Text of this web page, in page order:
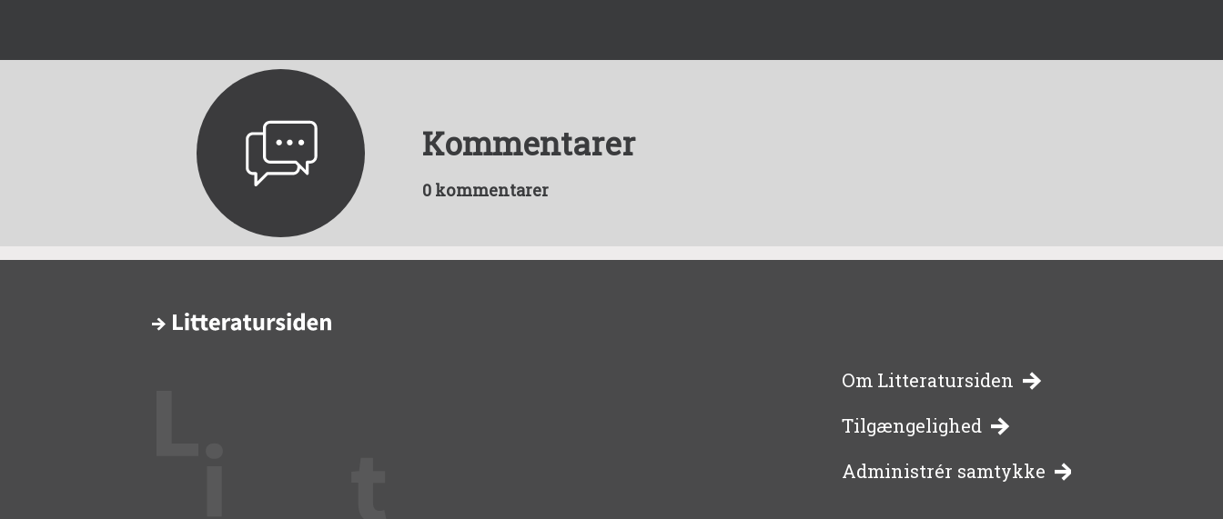
Kommentarer
0 kommentarer
-
bibliotekernes
Om Litteratursiden
Tilgængelighed
Administrér samtykke